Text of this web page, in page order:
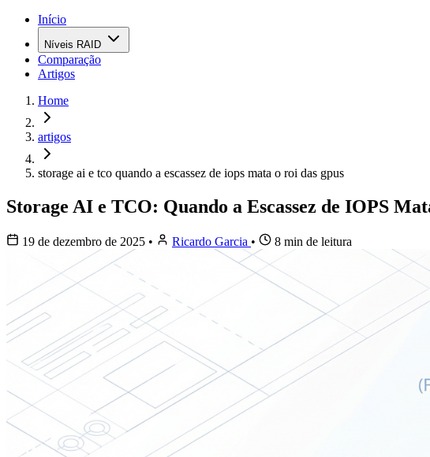
Início
Níveis RAID
Comparação
Artigos
Home
artigos
storage ai e tco quando a escassez de iops mata o roi das gpus
Storage AI e TCO: Quando a Escassez de IOPS
19 de dezembro de 2025 • Ricardo Garcia • 8 min de leitura